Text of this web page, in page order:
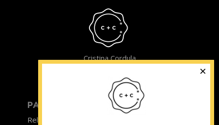
Cristina Cordula
PARTICULIER
Relooking homme
ENTREPRISE